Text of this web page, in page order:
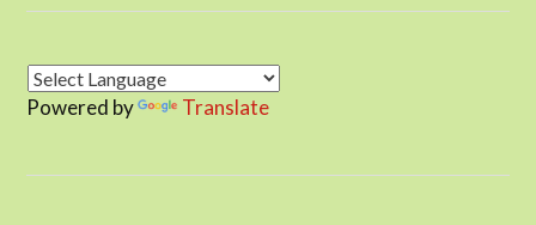
Powered by Translate